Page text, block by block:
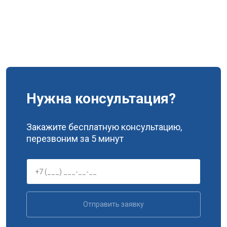
Нужна консультация?
Закажите бесплатную консультацию,
перезвоним за 5 минут
Отправить заявку